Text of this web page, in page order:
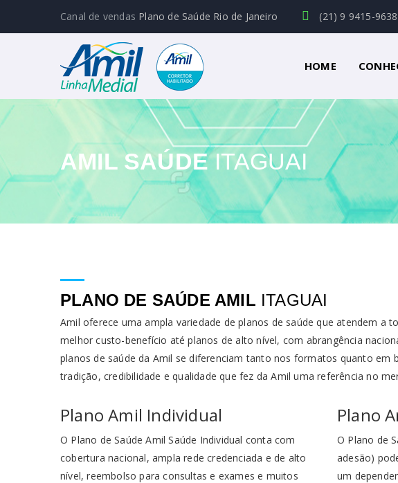
Canal de vendas Plano de Saúde Rio de Janeiro (21) 9 9415-9638
HOME
AMIL SAÚDEITAGUAI
PLANO DE SAÚDE AMIL ITAGUAI
Amil oferece uma ampla variedade de planos de saúde que atendem a
melhor custo-benefício até planos de alto nível, com abrangência
planos de saúde da Amil se diferenciam tanto nos formatos quanto em
tradição, credibilidade e qualidade que fez da Amil uma referência no
Plano Amil Individual
O Plano de Saúde Amil Saúde Individual conta com
cobertura nacional, ampla rede credenciada e de alto
nível, reembolso para consultas e exames e muitos
Plano
O Plano de
adesão)
um